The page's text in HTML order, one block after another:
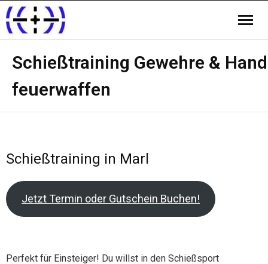
Schießtraining Gewehre & Hand
feuerwaffen
Schießtraining in Marl
Jetzt Termin oder Gutschein Buchen!
Perfekt für Einsteiger! Du willst in den Schießsport